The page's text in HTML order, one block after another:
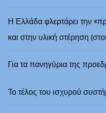
Η Ελλάδα φλερτάρει την
και στην υλική στέρηση
Για τα πανηγύρια της
Το τέλος του ισχυρού